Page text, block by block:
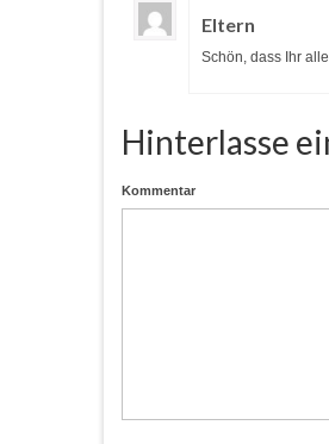
Eltern
Schön, dass Ihr
Hinterlasse
Kommentar